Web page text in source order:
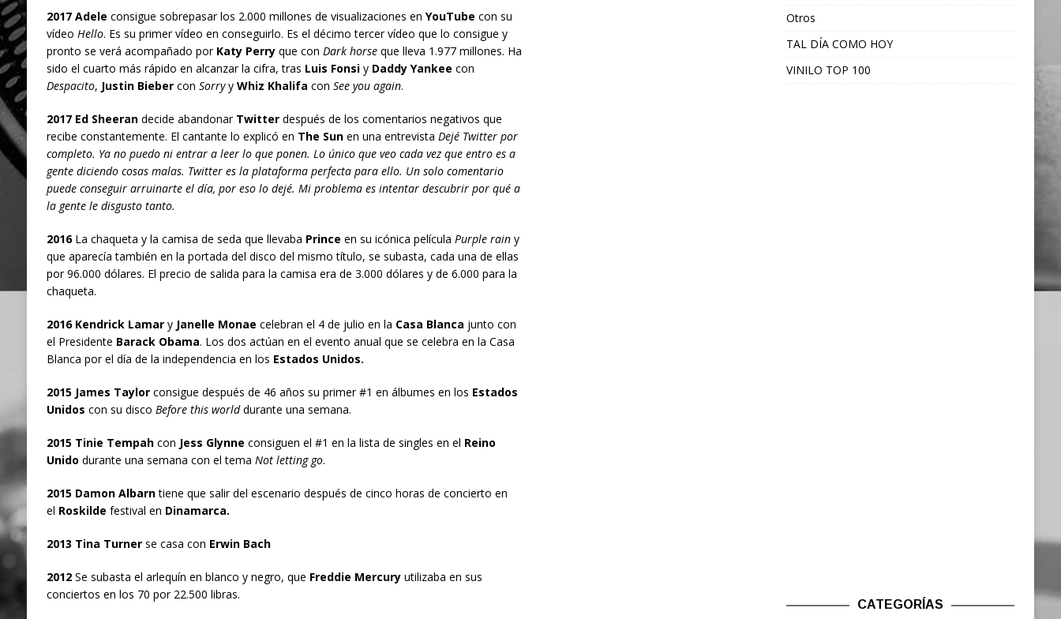
2017 Adele consigue sobrepasar los 2.000 millones de visualizaciones en YouTube con su
vídeo Hello. Es su primer vídeo en conseguirlo. Es el décimo tercer vídeo que lo consigue y
pronto se verá acompañado porKaty Perryque con Dark horseque lleva 1.977 millones. Ha
sido el cuarto más rápido en alcanzar la cifra, tras Luis Fonsiy Daddy Yankee con
Despacito, Justin Biebercon Sorryy Whiz Khalifa con See you again.
2017 Ed Sheerandecide abandonarTwitterdespués de los comentarios negativos que
recibe constantemente. El cantante lo explicó en The Sunen una entrevista Dejé Twitter por
completo. Ya no puedo ni entrar a leer lo que ponen. Lo único que veo cada vez que entro es a
gente diciendo cosas malas. Twitter es la plataforma perfecta para ello. Un solo comentario
puede conseguir arruinarte el día, por eso lo dejé. Mi problema es intentar descubrir por qué a
la gente le disgusto tanto.
2016La chaqueta y la camisa de seda que llevaba Prince en su icónica película Purple rainy
que aparecía también en la portada del disco del mismo título, se subasta, cada una de ellas
por 96.000 dólares. El precio de salida para la camisa era de 3.000 dólares y de 6.000 para la
chaqueta.
2016 Kendrick LamaryJanelle Monae celebran el 4 de julio en la Casa Blanca junto con
el Presidente Barack Obama. Los dos actúan en el evento anual que se celebra en la Casa
Blanca por el día de la independencia en los Estados Unidos.
2015 James Taylorconsigue después de 46 años su primer #1 en álbumes en los Estados
Unidos con su disco Before this worlddurante una semana.
2015 Tinie Tempahcon Jess Glynne consiguen el #1 en la lista de singles en el Reino
Unido durante una semana con el tema Not letting go.
2015 Damon Albarntiene que salir del escenario después de cinco horas de concierto en
el Roskilde festival en Dinamarca.
2013 Tina Turnerse casa con Erwin Bach
2012Se subasta el arlequín en blanco y negro, que Freddie Mercuryutilizaba en sus
conciertos en los 70 por 22.500 libras.
Otros
TAL DÍA COMO HOY
VINILO TOP 100
CATEGORÍAS